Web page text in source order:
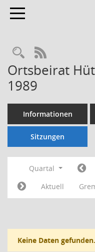
Toggle navigation
RSS-Feed
Ortsbeirat
1989
Informationen
Sitzungen
Quartal
Aktuell
Keine Daten gefunden.